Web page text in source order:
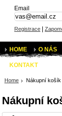
Email
Registrace |
HOME O NÁS
KONTAKT
Home Nákupní košík
Nákupní